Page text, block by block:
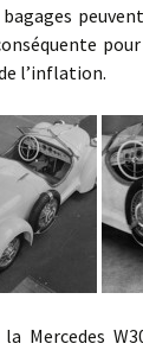
l’inflation.
W30